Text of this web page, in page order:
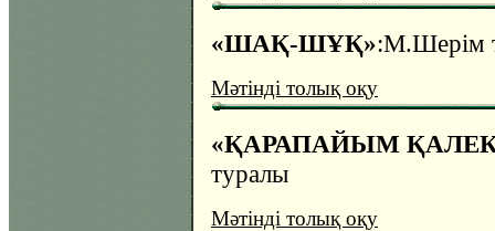
«ШАҚ-ШҰҚ»:М.Шерім
Мәтінді толық оқу
«ҚАРАПАЙЫМ
туралы
Мәтінді толық оқу